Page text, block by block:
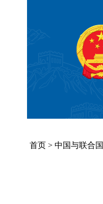
首页 > 中国与联合国